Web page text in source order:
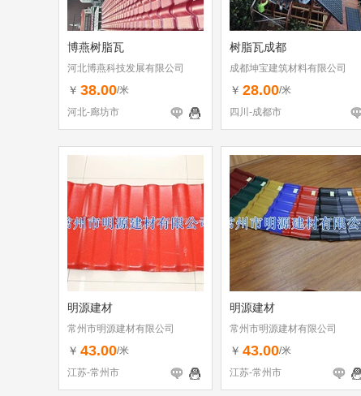
博燕树脂瓦
河北博燕科技发展有限公司
￥ 38.00/米
河北-廊坊市
树脂瓦成都
成都坤宝建筑材料有限公司
￥ 28.00/米
四川-成都市
明源建材
常州市明源建材有限公司
￥ 43.00/米
江苏-常州市
明源建材
常州市明源建材有限公司
￥ 43.00/米
江苏-常州市